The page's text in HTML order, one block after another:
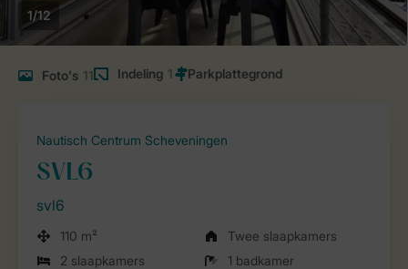
1/12
Foto's 11 Indeling 1
Nautisch Centrum Scheveningen
SVL6
svl6
110 m²
Twee slaapkamers
2 slaapkamers
1 badkamer